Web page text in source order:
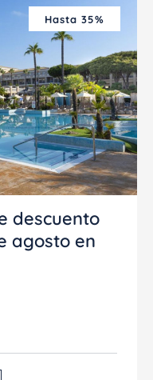
Hasta 35%
descuento
agosto en